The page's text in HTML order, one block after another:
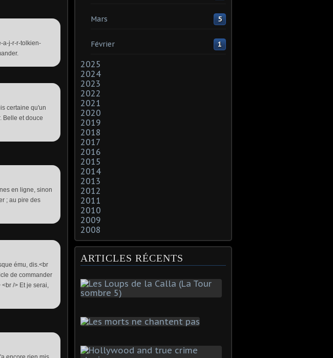
a-j-r-r-tolkien-
certaine qu'un
Belle et douce
en ligne, sinon
; au pire des
ému, dis.<br
de commander
/> Et je serai,
Mars 5
Février 1
2025
2024
2023
2022
2021
2020
2019
2018
2017
2016
2015
2014
2013
2012
2011
2010
2009
2008
ARTICLES RÉCENTS